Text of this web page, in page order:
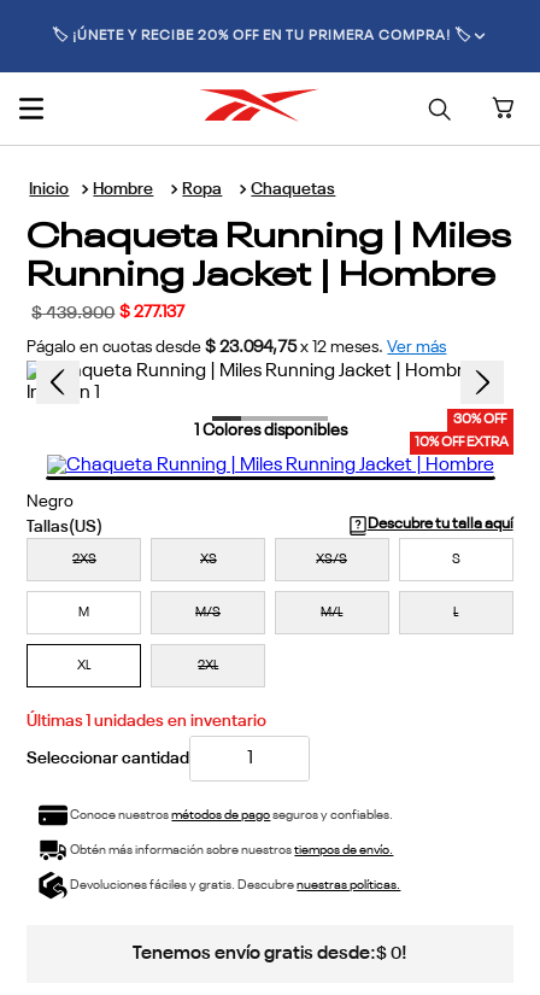
🏷️ ¡ÚNETE Y RECIBE 20% OFF EN TU PRIMERA COMPRA! 🏷️
Hombre Ropa Chaquetas
Chaqueta Running | Miles
Running Jacket | Hombre
$ 439.900 $ 277.137
Págalo en cuotas desde $ 23.094,75 x 12 meses. Ver más
30% OFF
10% OFF EXTRA
Colores disponibles
Negro
Descubre tu talla aquí
2XS XS XS/S S
M M/S M/L L
XL 2XL
Últimas unidades en inventario
Conoce nuestrosmétodos de pagoseguros y confiables.
Obtén más información sobre nuestrostiempos de envío.
Devoluciones fáciles y gratis. Descubrenuestras políticas.
Tenemos envío gratis desde:$ 0!